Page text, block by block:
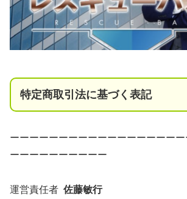
特定商取引法に基づく表記
ーーーーーーーーーーーーーーーーー
ーーーーーーーーーー
運営責任者 佐藤敏行